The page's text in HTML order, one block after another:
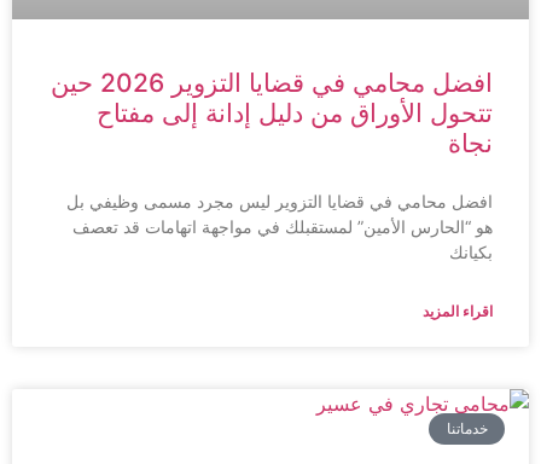
افضل محامي في قضايا التزوير 2026 حين
تتحول الأوراق من دليل إدانة إلى مفتاح
نجاة
افضل محامي في قضايا التزوير ليس مجرد مسمى وظيفي بل
هو “الحارس الأمين” لمستقبلك في مواجهة اتهامات قد تعصف
بكيانك
اقراء المزيد
خدماتنا